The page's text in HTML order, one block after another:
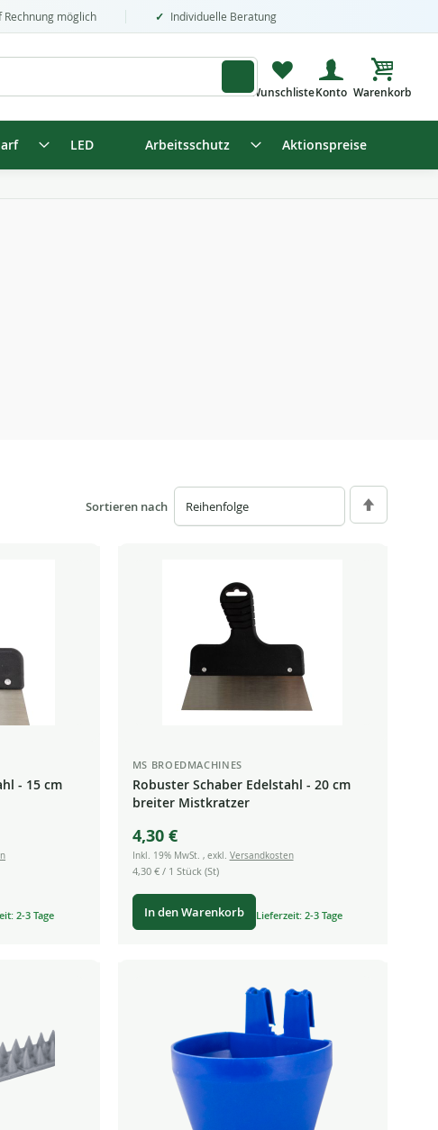
Rechnung möglich Individuelle Beratung
Mein
LED Arbeitsschutz Aktionspreise
Sortieren nach
Absteigend
- 15 cm
2-3 Tage
MS BROEDMACHINES
Robuster Schaber Edelstahl - 20 cm
breiter Mistkratzer
4,30 €
Inkl. 19% MwSt. , exkl. Versandkosten
4,30 €/ 1 Stück (St)
In den Warenkorb Lieferzeit: 2-3 Tage